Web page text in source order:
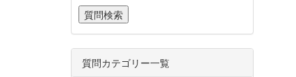
質問カテゴリー一覧